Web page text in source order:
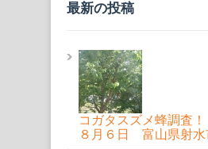
最新の投稿
コガタスズメ蜂調査
８月６日 富山県射水